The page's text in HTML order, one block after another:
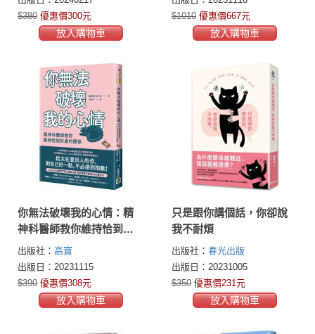
$380 優惠價300元
放入購物車
《人生最後一次相聚（全
新封面版）》
$1010 優惠價667元
放入購物車
你無法破壞我的心情：精
神科醫師教你維持恰到好
處的關係
出版社： 高寶
出版日：20231115
$390 優惠價308元
放入購物車
只是跟你講個話，你卻說
我不耐煩
出版社： 春光出版
出版日：20231005
$350 優惠價231元
放入購物車